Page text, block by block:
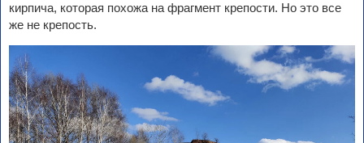
кирпича, которая похожа на фрагмент крепости. Но это все
же не крепость.